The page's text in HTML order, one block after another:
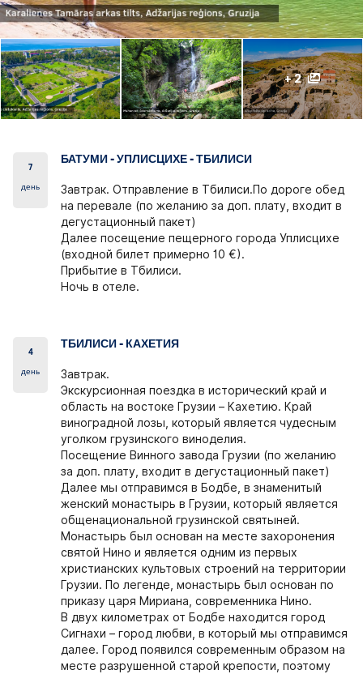
+ 2
7
день
БАТУМИ - УПЛИСЦИХЕ - ТБИЛИСИ
Завтрак. Отправление в Тбилиси.По дороге обед
на перевале (по желанию за доп. плату, входит в
дегустационный пакет)
Далее посещение пещерного города Уплисцихе
(входной билет примерно 10 €).
Прибытие в Тбилиси.
Ночь в отеле.
4
день
ТБИЛИСИ - КАХЕТИЯ
Завтрак.
Экскурсионная поездка в исторический край и
область на востоке Грузии – Кахетию. Край
виноградной лозы, который является чудесным
уголком грузинского виноделия.
Посещение Винного завода Грузии (по желанию
за доп. плату, входит в дегустационный пакет)
Далее мы отправимся в Бодбе, в знаменитый
женский монаcтырь в Грузии, который является
общенациональной грузинской святыней.
Монастырь был основан на месте захоронения
святой Нино и является одним из первых
христианских культовых строений на территории
Грузии. По легенде, монастырь был основан по
приказу царя Мириана, современника Нино.
В двух километрах от Бодбе находится город
Сигнахи – город любви, в который мы отправимся
далее. Город появился современным образом на
месте разрушенной старой крепости, поэтому